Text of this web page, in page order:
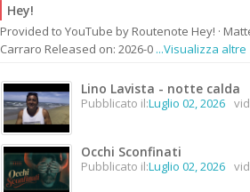
Hey!
Provided to YouTube by Routenote Hey! ·
Carraro Released on: 2026-0 ...Visualizza altre
Lino Lavista - notte calda
Pubblicato il:Luglio 02, 2026
Occhi Sconfinati
Pubblicato il:Luglio 02, 2026